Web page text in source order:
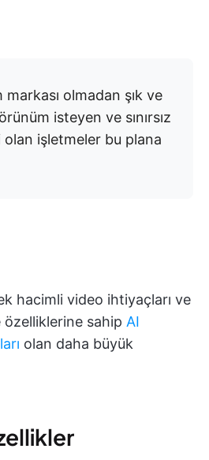
markası olmadan şık ve
isteyen ve sınırsız
işletmeler bu plana
hacimli video ihtiyaçları ve
özelliklerine sahip AI
olan daha büyük